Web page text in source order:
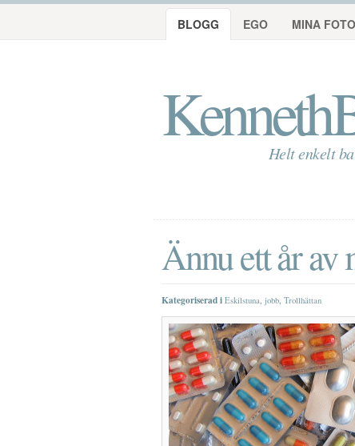
Helt enkelt
BLOGG EGO MINA
Ännu ett år
Kategoriserad i Eskilstuna, jobb, Trollhättan